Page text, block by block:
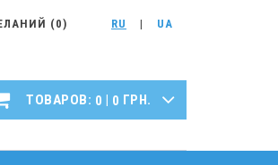
UA
|
RU
(0)
ТОВАРОВ: 0 | 0 ГРН.